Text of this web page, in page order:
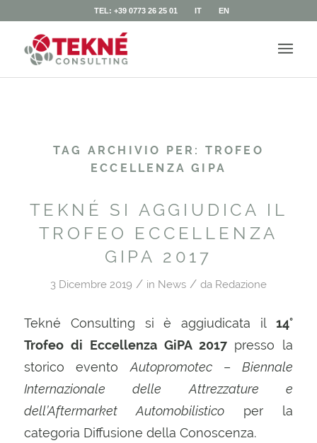
TEL: +39 0773 26 25 01 IT EN
TAG ARCHIVIO PER: TROFEO
ECCELLENZA GIPA
TEKNÉ SI AGGIUDICA IL
TROFEO ECCELLENZA
GIPA 2017
3 Dicembre 2019 / in News / da Redazione
Tekné Consulting si è aggiudicata il14°
Trofeo di Eccellenza GiPA 2017 presso la
storico evento Autopromotec –Biennale
Internazionale delle Attrezzature e
dell’Aftermarket Automobilisticoper la
categoria Diffusione della Conoscenza.